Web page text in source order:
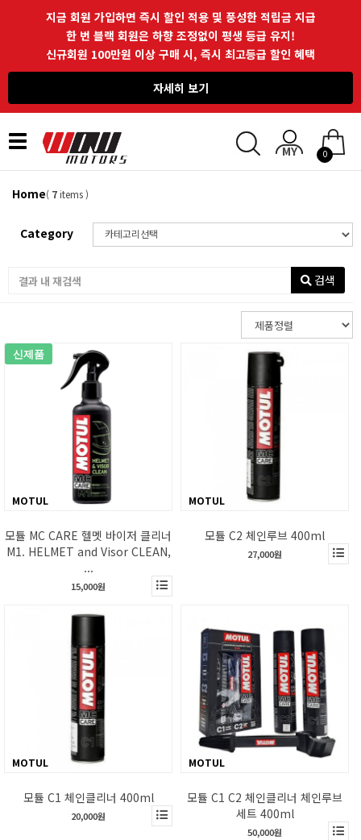
지금 회원 가입하면 즉시 할인 적용 및 풍성한 적립금 지급
한 번 블랙 회원은 하향 조정없이 평생 등급 유지!
신규회원 100만원 이상 구매 시, 즉시 최고등급 할인 혜택
자세히 보기
Toggle
navigation
0
Home( 7items )
Category
검색
신제품
MOTUL
모튤 MC CARE 헬멧 바이저 클리너
M1. HELMET and Visor CLEAN,
...
15,000원
MOTUL
모튤 C2 체인루브 400ml
27,000원
MOTUL
모튤 C1 체인클리너 400ml
20,000원
MOTUL
모튤 C1 C2 체인클리너 체인루브
세트 400ml
50,000원